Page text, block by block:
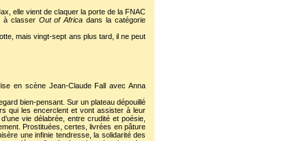
elle vient de claquer la porte de la FNAC
à classer Out of Africa dans la catégorie
mais vingt-sept ans plus tard, il ne peut
en scène Jean-Claude Fall avec Anna
bien-pensant. Sur un plateau dépouillé
qui les encerclent et vont assister à leur
vie délabrée, entre crudité et poésie,
Prostituées, certes, livrées en pâture
une infinie tendresse, la solidarité des